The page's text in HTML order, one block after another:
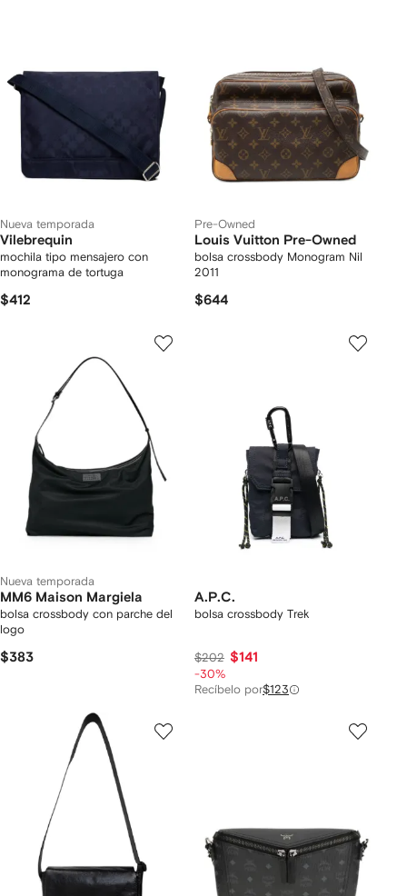
Nueva temporada
Vilebrequin
mochila tipo mensajero con
monograma de tortuga
$412
Pre-Owned
Louis Vuitton Pre-Owned
bolsa crossbody Monogram Nil
2011
$644
Nueva temporada
MM6 Maison Margiela
bolsa crossbody con parche del
logo
$383
A.P.C.
bolsa crossbody Trek
$202 $141
-30%
Recíbelo por$123